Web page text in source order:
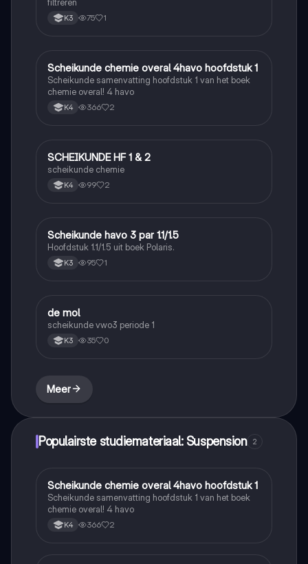
K3 75 1
Scheikunde
Scheikunde chemie overal 4havo hoofdstuk 1
Scheikunde samenvatting hoofdstuk 1 van het boek
chemie overal! 4 havo
K4 366 2
Scheikunde
SCHEIKUNDE HF 1 & 2
scheikunde chemie
K4 99 2
Scheikunde
Scheikunde havo 3 par 1.1/1.5
Hoofdstuk 1.1/1.5 uit boek Polaris.
K3 95 1
Scheikunde
de mol
scheikunde vwo3 periode 1
K3 35 0
Meer
Populairste studiemateriaal: Suspension 2
Scheikunde
Scheikunde chemie overal 4havo hoofdstuk 1
Scheikunde samenvatting hoofdstuk 1 van het boek
chemie overal! 4 havo
K4 366 2